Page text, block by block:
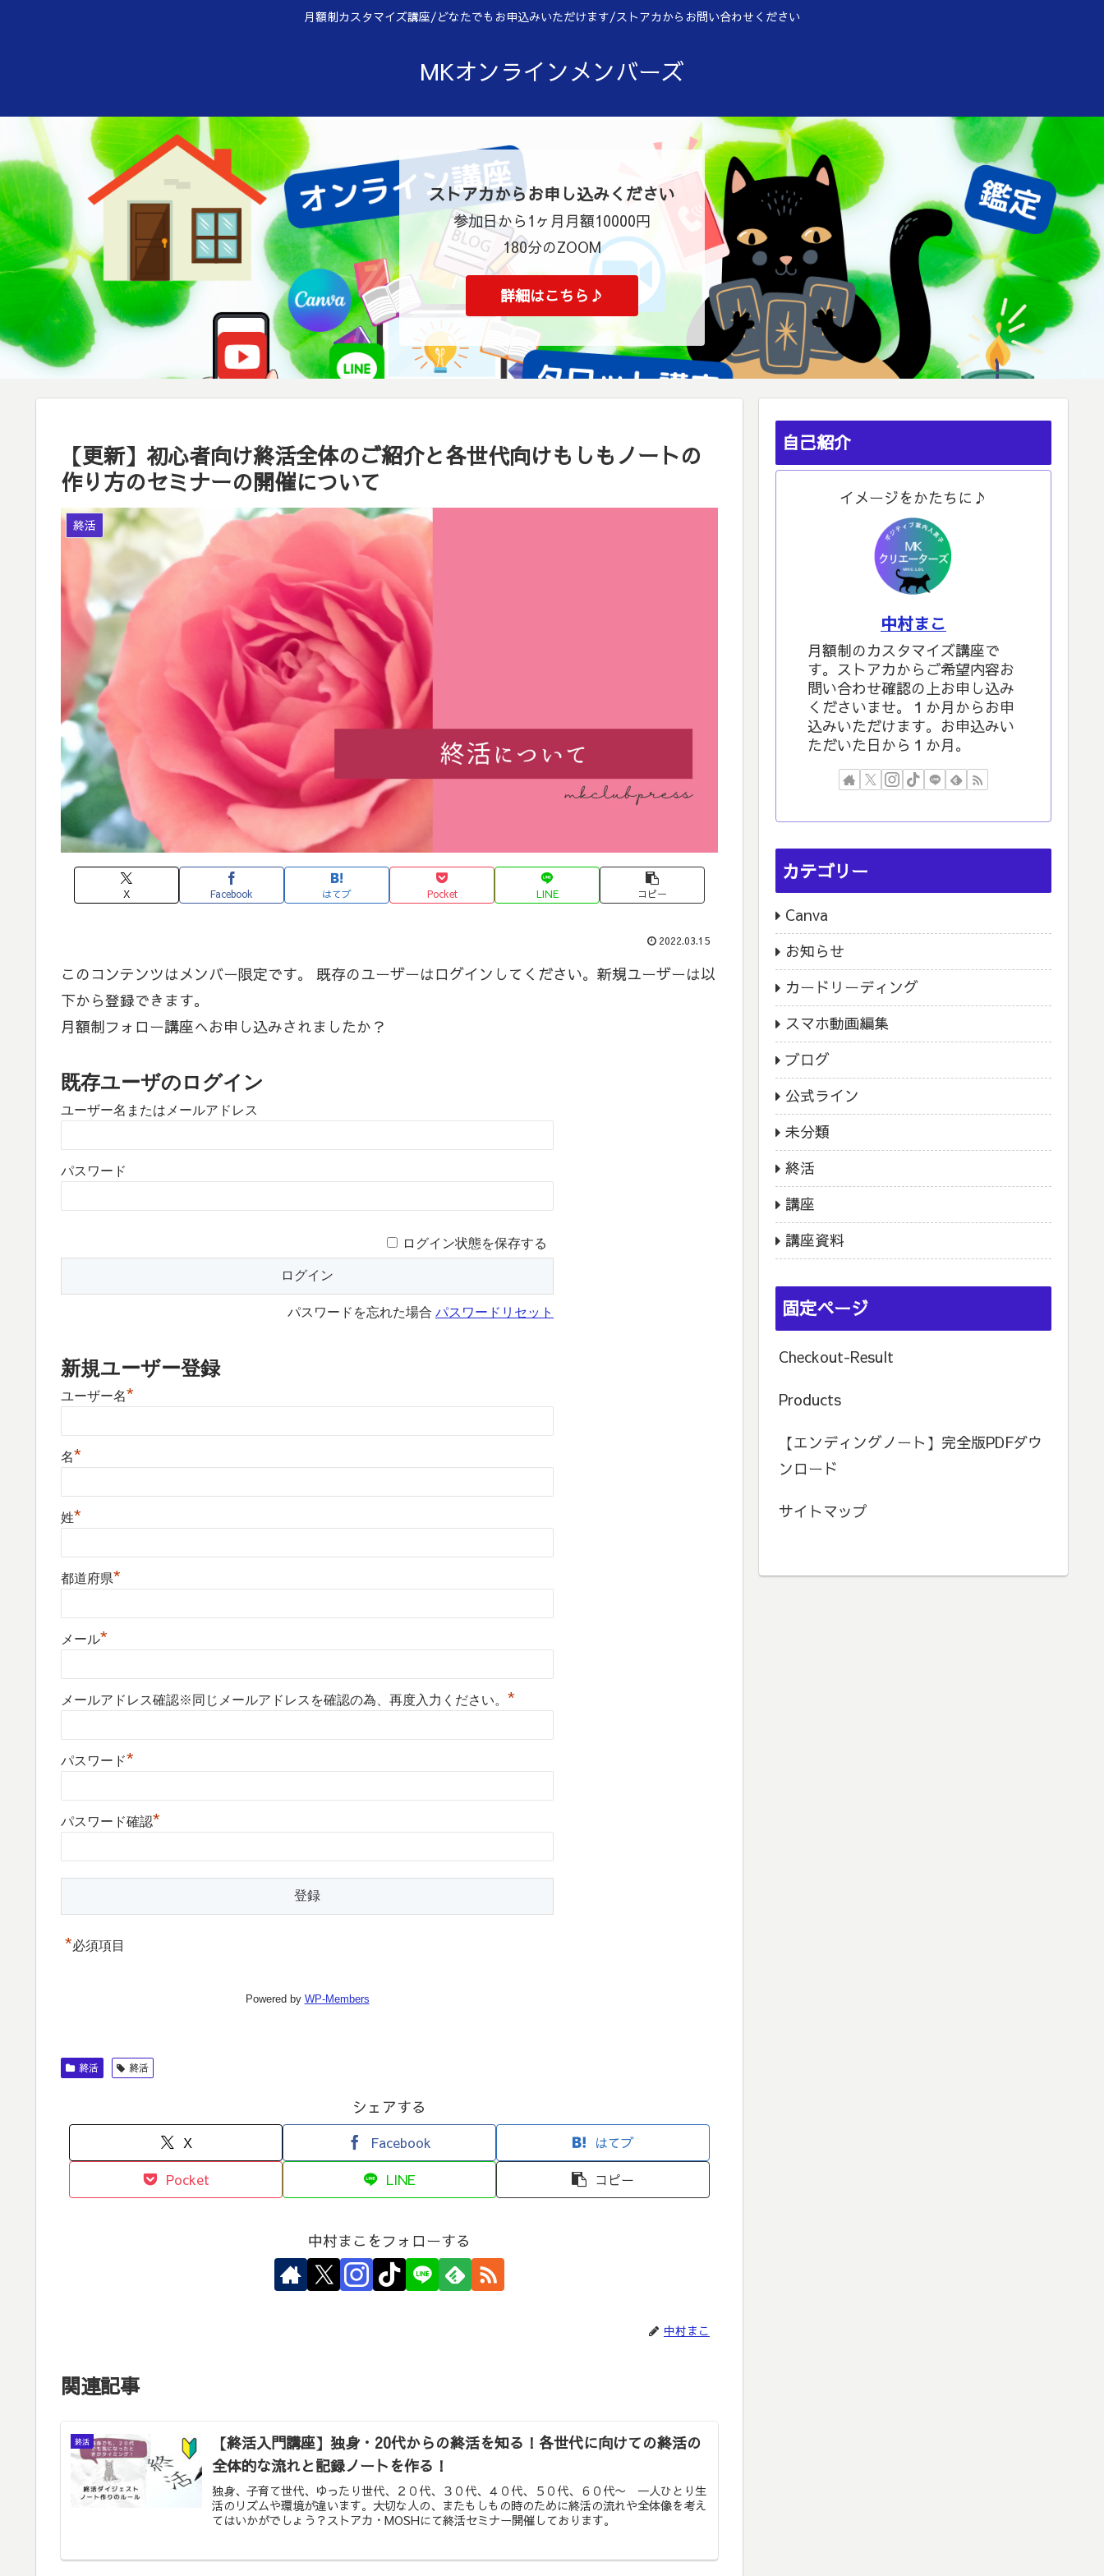
月額制カスタマイズ講座/どなたでもお申込みいただけます/ストアカからお問い合わせください
MKオンラインメンバーズ
ストアカからお申し込みください
参加日から1ヶ月月額10000円
180分のZOOM
詳細はこちら♪
【更新】初心者向け終活全体のご紹介と各世代向けもしもノートの
作り方のセミナーの開催について
終活
X Facebook はてブ Pocket LINE コピー
2022.03.15
このコンテンツはメンバー限定です。 既存のユーザーはログインしてください。新規ユーザーは以
下から登録できます。
月額制フォロー講座へお申し込みされましたか？
既存ユーザのログイン
ユーザー名またはメールアドレス
パスワード
ログイン状態を保存する
パスワードを忘れた場合 パスワードリセット
新規ユーザー登録
ユーザー名*
名*
姓*
都道府県*
メール*
メールアドレス確認※同じメールアドレスを確認の為、再度入力ください。 *
パスワード*
パスワード確認*
*必須項目
Powered by WP-Members
終活 終活
シェアする
X Facebook はてブ
Pocket LINE コピー
中村まこをフォローする
中村まこ
関連記事
終活
【終活入門講座】独身・20代からの終活を知る！各世代に向けての終活の
全体的な流れと記録ノートを作る！
独身、子育て世代、ゆったり世代、２０代、３０代、４０代、５０代、６０代〜 一人ひとり生
活のリズムや環境が違います。大切な人の、またもしもの時のために終活の流れや全体像を考え
てはいかがでしょう？ストアカ・MOSHにて終活セミナー開催しております。
自己紹介
イメージをかたちに♪
中村まこ
月額制のカスタマイズ講座で
す。ストアカからご希望内容お
問い合わせ確認の上お申し込み
くださいませ。１か月からお申
込みいただけます。お申込みい
ただいた日から１か月。
カテゴリー
Canva
お知らせ
カードリーディング
スマホ動画編集
ブログ
公式ライン
未分類
終活
講座
講座資料
固定ページ
Checkout-Result
Products
【エンディングノート】完全版PDFダウ
ンロード
サイトマップ